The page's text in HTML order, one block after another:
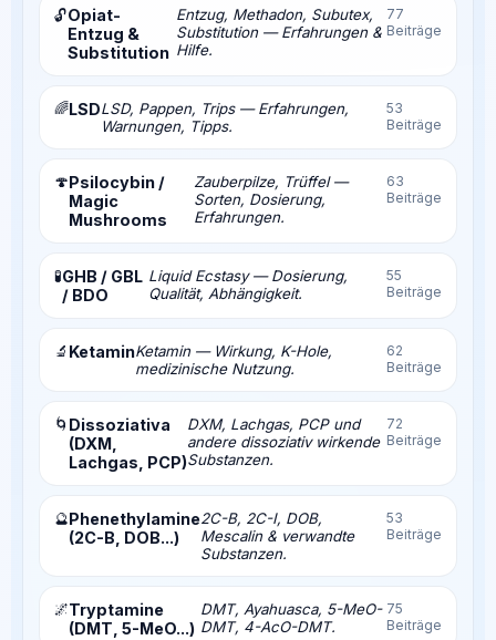
🔓Opiat-
Entzug &
Substitution
Entzug, Methadon, Subutex,
Substitution — Erfahrungen &
Hilfe.
77
Beiträge
🌈LSDLSD, Pappen, Trips — Erfahrungen,
Warnungen, Tipps.
53
Beiträge
🍄Psilocybin /
Magic
Mushrooms
Zauberpilze, Trüffel —
Sorten, Dosierung,
Erfahrungen.
63
Beiträge
🧪GHB / GBL
/ BDO
Liquid Ecstasy — Dosierung,
Qualität, Abhängigkeit.
55
Beiträge
🔬 KetaminKetamin — Wirkung, K-Hole,
medizinische Nutzung.
62
Beiträge
🌀 Dissoziativa
(DXM,
Lachgas, PCP)
DXM, Lachgas, PCP und
andere dissoziativ wirkende
Substanzen.
72
Beiträge
🔮Phenethylamine
(2C-B, DOB...)
2C-B, 2C-I, DOB,
Mescalin & verwandte
Substanzen.
53
Beiträge
🌌Tryptamine
(DMT, 5-MeO...)
DMT, Ayahuasca, 5-MeO-
DMT, 4-AcO-DMT.
75
Beiträge